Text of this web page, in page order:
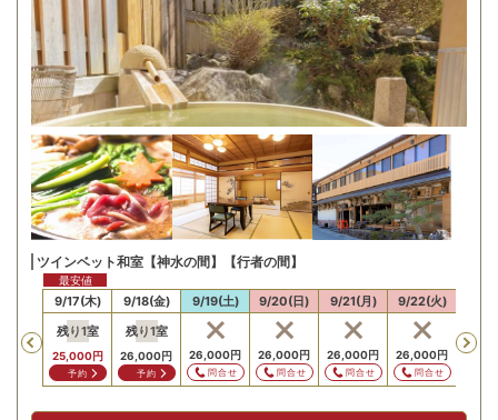
ツインベット和室【神水の間】【行者の間】
Previous
円
9/17(木)
残り1室
25,000円
予約
最安値
9/18(金)
残り1室
26,000円
予約
9/19(土)
26,000円
問合せ
9/20(日)
26,000円
問合せ
9/21(月)
26,000円
問合せ
9/22(火)
26,000円
問合せ